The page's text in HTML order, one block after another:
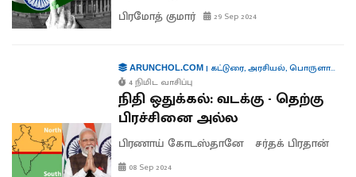
பிரமோத் குமார் 29 Sep 2024
ARUNCHOL.COM| கட்டுரை,அரசியல்,பொருளாதாரம்
4 நிமிட வாசிப்பு
நிதி ஒதுக்கல்: வடக்கு - தெற்கு
பிரச்சினை அல்ல
பிரணாய் கோடஸ்தானே சர்தக் பிரதான்
08 Sep 2024